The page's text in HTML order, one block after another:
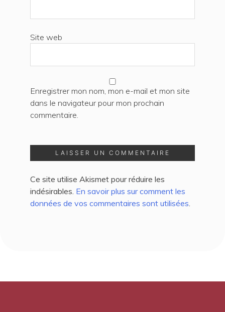
Site web
Enregistrer mon nom, mon e-mail et mon site
dans le navigateur pour mon prochain
commentaire.
Ce site utilise Akismet pour réduire les
indésirables. En savoir plus sur comment les
données de vos commentaires sont utilisées